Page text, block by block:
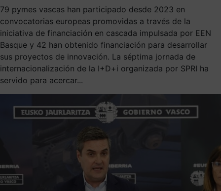
79 pymes vascas han participado desde 2023 en
convocatorias europeas promovidas a través de la
iniciativa de financiación en cascada impulsada por EEN
Basque y 42 han obtenido financiación para desarrollar
sus proyectos de innovación. La séptima jornada de
internacionalización de la I+D+i organizada por SPRI ha
servido para acercar...